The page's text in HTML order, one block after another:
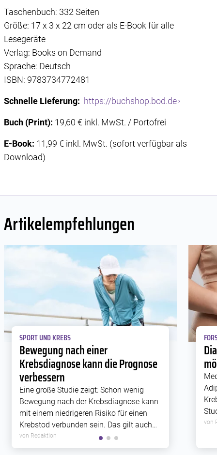
Taschenbuch: 332 Seiten
Größe: 17 x 3 x 22 cm oder als E-Book für alle
Lesegeräte
Verlag: Books on Demand
Sprache: Deutsch
ISBN: 9783734772481
Schnelle Lieferung: https://buchshop.bod.de
Buch (Print): 19,60 € inkl. MwSt. / Portofrei
E-Book: 11,99 € inkl. MwSt. (sofort verfügbar als
Download)
Artikelempfehlungen
SPORT UND KREBS
Bewegung nach einer
Krebsdiagnose kann die Prognose
verbessern
Eine große Studie zeigt: Schon wenig
Bewegung nach der Krebsdiagnose kann
mit einem niedrigeren Risiko für einen
Krebstod verbunden sein. Das gilt auch
für Krebsarten, die bislang weniger gut
erforscht sind.
von Redaktion
von